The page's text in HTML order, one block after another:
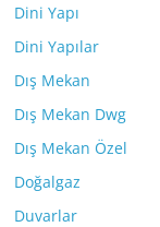
Dini Yapı
Dini Yapılar
Dış Mekan
Dış Mekan Dwg
Dış Mekan Özel
Doğalgaz
Duvarlar